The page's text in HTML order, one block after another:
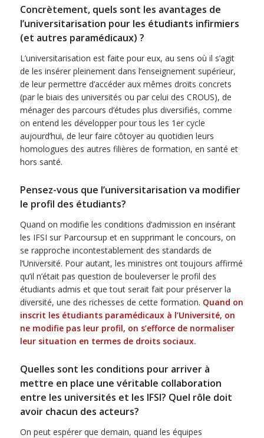
Concrètement, quels sont les avantages de
l’universitarisation pour les étudiants infirmiers
(et autres paramédicaux) ?
L’universitarisation est faite pour eux, au sens où il s’agit
de les insérer pleinement dans l’enseignement supérieur,
de leur permettre d’accéder aux mêmes droits concrets
(par le biais des universités ou par celui des CROUS), de
ménager des parcours d’études plus diversifiés, comme
on entend les développer pour tous les 1er cycle
aujourd’hui, de leur faire côtoyer au quotidien leurs
homologues des autres filières de formation, en santé et
hors santé.
Pensez-vous que l’universitarisation va modifier
le profil des étudiants?
Quand on modifie les conditions d’admission en insérant
les IFSI sur Parcoursup et en supprimant le concours, on
se rapproche incontestablement des standards de
l’Université. Pour autant, les ministres ont toujours affirmé
qu’il n’était pas question de bouleverser le profil des
étudiants admis et que tout serait fait pour préserver la
diversité, une des richesses de cette formation. Quand on
inscrit les étudiants paramédicaux à l’Université, on
ne modifie pas leur profil, on s’efforce de normaliser
leur situation en termes de droits sociaux.
Quelles sont les conditions pour arriver à
mettre en place une véritable collaboration
entre les universités et les IFSI? Quel rôle doit
avoir chacun des acteurs?
On peut espérer que demain, quand les équipes